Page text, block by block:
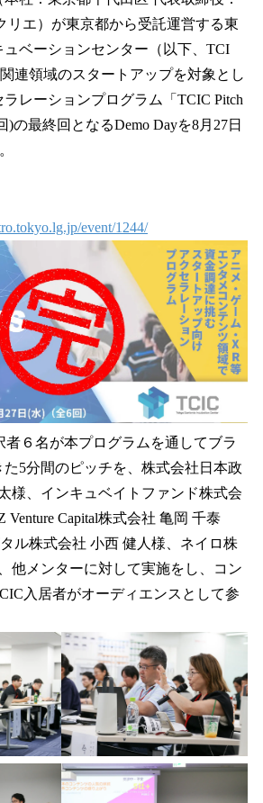
リエ）が東京都から受託運営する東
ベーションセンター（以下、TCI
連領域のスタートアップを対象とし
レーションプログラム「TCIC Pitch
)の最終回となるDemo Dayを8月27日
event/1244/
者６名が本プログラムを通してブラ
5分間のピッチを、株式会社日本政
様、インキュベイトファンド株式会
Venture Capital株式会社 亀岡 千泰
ル株式会社 小西 健人様、ネイロ株
他メンターに対して実施をし、コン
入居者がオーディエンスとして参